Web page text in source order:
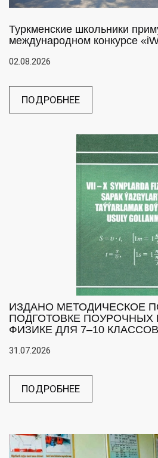
Туркменские школьники
международном конкурсе
02.08.2026
ПОДРОБНЕЕ
ИЗДАНО МЕТОДИЧЕСКОЕ
ПОДГОТОВКЕ ПОУРОЧНЫХ
ФИЗИКЕ ДЛЯ 7–10 КЛАССОВ
31.07.2026
ПОДРОБНЕЕ